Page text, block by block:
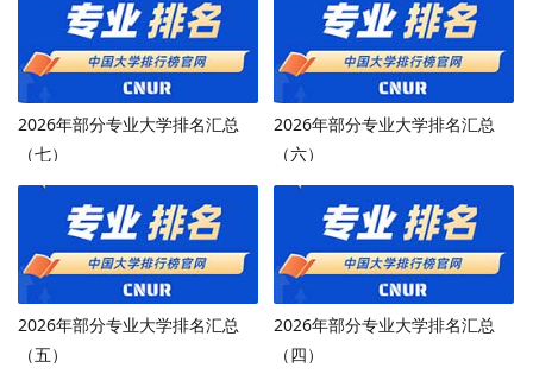
2026年部分专业大学排名汇总
（七）
2026年部分专业大学排名汇总
（六）
2026年部分专业大学排名汇总
（五）
2026年部分专业大学排名汇总
（四）